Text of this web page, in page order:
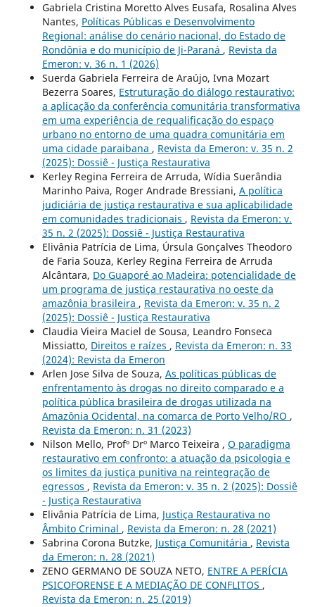
Gabriela Cristina Moretto Alves Eusafa, Rosalina Alves
Nantes, Políticas Públicas e Desenvolvimento
Regional: análise do cenário nacional, do Estado de
Rondônia e do município de Ji-Paraná , Revista da
Emeron: v. 36 n. 1 (2026)
Suerda Gabriela Ferreira de Araújo, Ivna Mozart
Bezerra Soares, Estruturação do diálogo restaurativo:
a aplicação da conferência comunitária transformativa
em uma experiência de requalificação do espaço
urbano no entorno de uma quadra comunitária em
uma cidade paraibana , Revista da Emeron: v. 35 n. 2
(2025): Dossiê - Justiça Restaurativa
Kerley Regina Ferreira de Arruda, Wídia Suerândia
Marinho Paiva, Roger Andrade Bressiani, A política
judiciária de justiça restaurativa e sua aplicabilidade
em comunidades tradicionais , Revista da Emeron: v.
35 n. 2 (2025): Dossiê - Justiça Restaurativa
Elivânia Patrícia de Lima, Úrsula Gonçalves Theodoro
de Faria Souza, Kerley Regina Ferreira de Arruda
Alcântara, Do Guaporé ao Madeira: potencialidade de
um programa de justiça restaurativa no oeste da
amazônia brasileira , Revista da Emeron: v. 35 n. 2
(2025): Dossiê - Justiça Restaurativa
Claudia Vieira Maciel de Sousa, Leandro Fonseca
Missiatto, Direitos e raízes , Revista da Emeron: n. 33
(2024): Revista da Emeron
Arlen Jose Silva de Souza, As políticas públicas de
enfrentamento às drogas no direito comparado e a
política pública brasileira de drogas utilizada na
Amazônia Ocidental, na comarca de Porto Velho/RO ,
Revista da Emeron: n. 31 (2023)
Nilson Mello, Profº Drº Marco Teixeira , O paradigma
restaurativo em confronto: a atuação da psicologia e
os limites da justiça punitiva na reintegração de
egressos , Revista da Emeron: v. 35 n. 2 (2025): Dossiê
- Justiça Restaurativa
Elivânia Patrícia de Lima, Justiça Restaurativa no
Âmbito Criminal , Revista da Emeron: n. 28 (2021)
Sabrina Corona Butzke, Justiça Comunitária , Revista
da Emeron: n. 28 (2021)
ZENO GERMANO DE SOUZA NETO, ENTRE A PERÍCIA
PSICOFORENSE E A MEDIAÇÃO DE CONFLITOS ,
Revista da Emeron: n. 25 (2019)